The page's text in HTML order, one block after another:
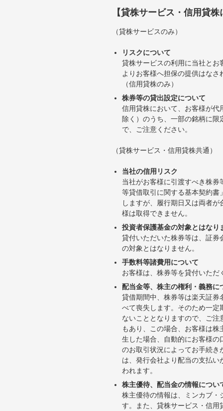
【貸株サービス・信用貸
（貸株サービスのみ）
リスクについて
貸株サービスの利用に当社と
よりお客様へ担保の提供はな
（信用貸株のみ）
株券等の貸出設定について
信用貸株において、お客様が
除く）のうち、一部の銘柄に
で、ご注意ください。
（貸株サービス・信用貸株共通）
当社の信用リスク
当社がお客様に引渡すべき株
等貸借取引に関する基本契約
しますが、履行期日又は両者
様は取得できません。
投資者保護基金の対象とはなり
貸付いただいた株券等は、証
の対象とはなりません。
手数料等諸費用について
お客様は、株券等を貸付いた
配当金等、株主の権利・義務に
貸借期間中、株券等は楽天証
べて喪失します。そのため一
ないこととなりますので、ご
もあり、この場合、お客様は
生した場合、自動的にお客様
のお取引状況によってお手続
は、発行会社より配当の支払
われます。
株主優待、配当金の情報につい
株主優待の情報は、ミンカブ
す。また、貸株サービス・信